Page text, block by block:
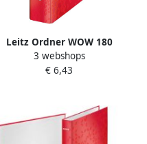
Leitz Ordner WOW 180
gelamineerd 80mm A4 rood
3 webshops
€ 6,43